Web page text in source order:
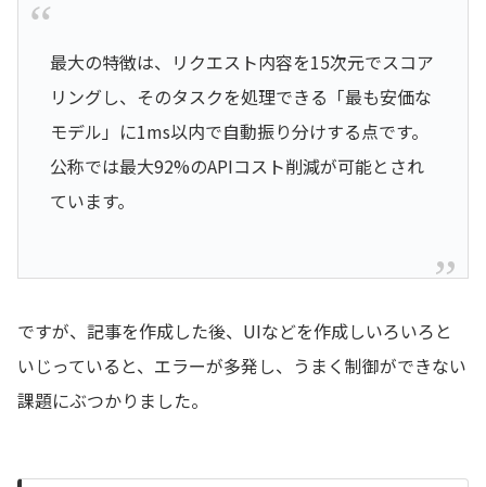
最大の特徴は、リクエスト内容を15次元でスコア
リングし、そのタスクを処理できる「最も安価な
モデル」に1ms以内で自動振り分けする点です。
公称では最大92%のAPIコスト削減が可能とされ
ています。
ですが、記事を作成した後、UIなどを作成しいろいろと
いじっていると、エラーが多発し、うまく制御ができない
課題にぶつかりました。